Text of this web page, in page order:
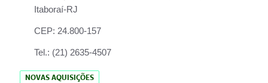
Itaboraí-RJ
CEP: 24.800-157
Tel.: (21) 2635-4507
NOVAS AQUISIÇÕES